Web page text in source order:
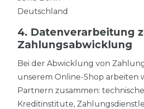
Deutschland
4. Datenverarbeitung
Zahlungsabwicklung
Bei der Abwicklung von
unserem Online-Shop arbeiten
Partnern zusammen:
Kreditinstitute,